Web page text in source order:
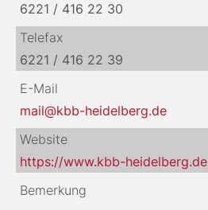
6221 / 416 22 30
Telefax
6221 / 416 22 39
E-Mail
mail@kbb-heidelberg.de
Website
https://www.kbb-heidelberg.de
Bemerkung